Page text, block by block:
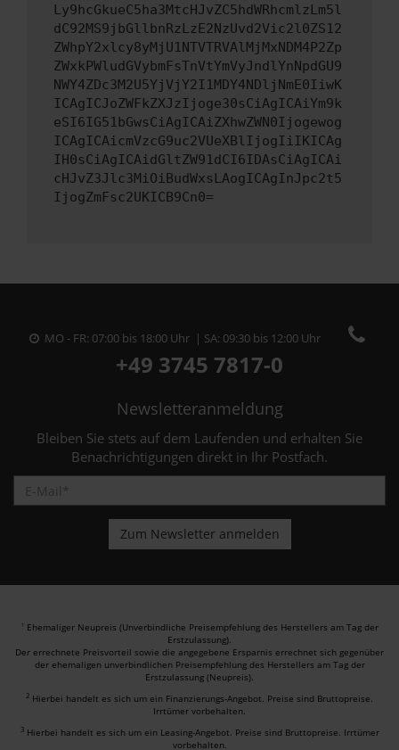
Ly9hcGkueC5ha3MtcHJvZC5hdWRhcmlzLm5l
dC92MS9jbGllbnRzLzE2NzUvd2Vic2l0ZS12
ZWhpY2xlcy8yMjU1NTVTRVAlMjMxNDM4P2Zp
ZWxkPWludGVybmFsTnVtYmVyJndlYnNpdGU9
NWY4ZDc3M2U5YjVjY2I1MDY4NDljNmE0IiwK
ICAgICJoZWFkZXJzIjoge30sCiAgICAiYm9k
eSI6IG51bGwsCiAgICAiZXhwZWN0Ijogewog
ICAgICAicmVzcG9uc2VUeXBlIjogIiIKICAg
IH0sCiAgICAidGltZW91dCI6IDAsCiAgICAi
cHJvZ3Jlc3MiOiBudWxsLAogICAgInJpc2t5
IjogZmFsc2UKICB9Cn0=
MO - FR: 07:00 bis 18:00 Uhr | SA: 09:30 bis 12:00 Uhr
+49 3745 7817-0
Newsletteranmeldung
Bleiben Sie stets auf dem Laufenden und erhalten Sie
Benachrichtigungen direkt in Ihr Postfach.
1 Ehemaliger Neupreis (Unverbindliche Preisempfehlung des Herstellers am Tag der
Erstzulassung).
Der errechnete Preisvorteil sowie die angegebene Ersparnis errechnet sich gegenüber
der ehemaligen unverbindlichen Preisempfehlung des Herstellers am Tag der
Erstzulassung (Neupreis).
2 Hierbei handelt es sich um ein Finanzierungs-Angebot. Preise sind Bruttopreise.
Irrtümer vorbehalten.
3 Hierbei handelt es sich um ein Leasing-Angebot. Preise sind Bruttopreise. Irrtümer
vorbehalten.